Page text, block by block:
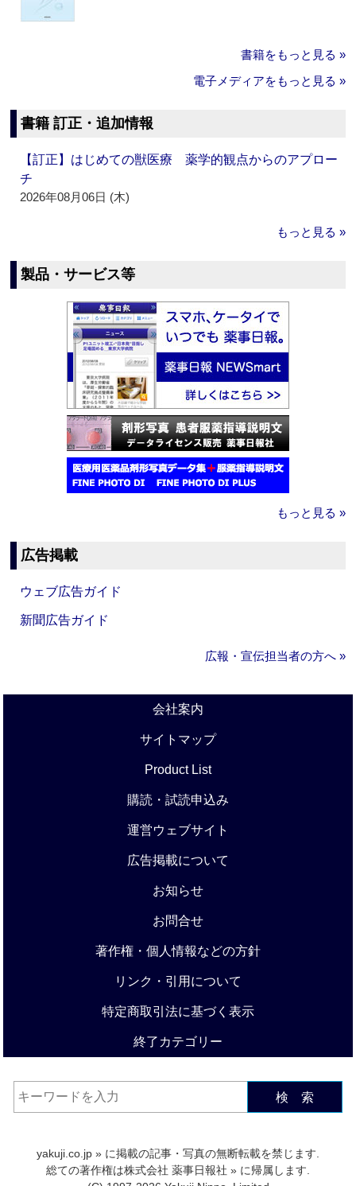
書籍をもっと見る »
電子メディアをもっと見る »
書籍 訂正・追加情報
【訂正】はじめての獣医療 薬学的観点からのアプロー
チ
2026年08月06日 (木)
もっと見る »
製品・サービス等
もっと見る »
広告掲載
ウェブ広告ガイド
新聞広告ガイド
広報・宣伝担当者の方へ »
会社案内
サイトマップ
Product List
購読・試読申込み
運営ウェブサイト
広告掲載について
お知らせ
お問合せ
著作権・個人情報などの方針
リンク・引用について
特定商取引法に基づく表示
終了カテゴリー
検 索
yakuji.co.jp » に掲載の記事・写真の無断転載を禁じます.
総ての著作権は株式会社 薬事日報社 » に帰属します.